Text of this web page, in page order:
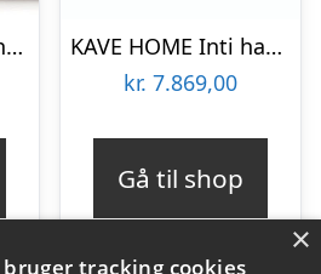
Udendørs 2-personers lounge sofa Kave Home Sacaleta FSC-eukalyptustræ 142×82 cm vintage rustik
KAVE HOME Inti havesæt, m. 2 pers sofa og 2 havestole, m. hynder – grøn reb og natur akacietræ
kr. 7.869,00
Gå til shop
×
tracking cookies